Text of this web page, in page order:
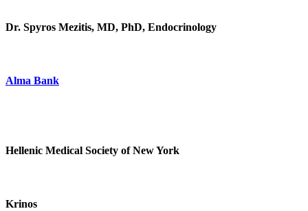
Dr. Spyros Mezitis, MD, PhD, Endocrinology
Alma Bank
Hellenic Medical Society of New York
Krinos